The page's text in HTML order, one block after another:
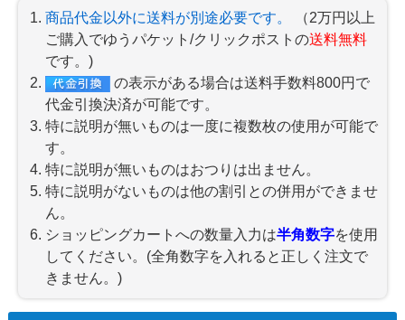
商品代金以外に送料が別途必要です。
（2万円以上
ご購入でゆうパケット/クリックポストの送料無料
です。)
の表示がある場合は送料手数料800円で
代金引換決済が可能です。
特に説明が無いものは一度に複数枚の使用が可能で
す。
特に説明が無いものはおつりは出ません。
特に説明がないものは他の割引との併用ができませ
ん。
ショッピングカートへの数量入力は半角数字を使用
してください。(全角数字を入れると正しく注文で
きません。)